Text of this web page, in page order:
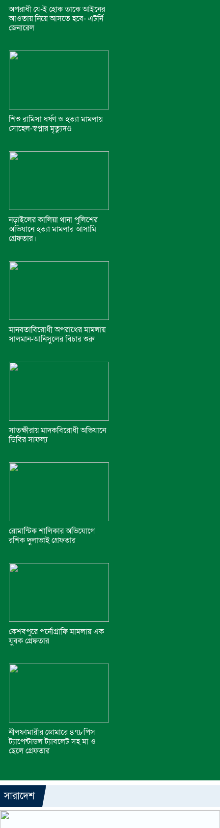
অপরাধী যে-ই হোক তাকে আইনের
আওতায় নিয়ে আসতে হবে- এটর্নি
জেনারেল
শিশু রামিসা ধর্ষণ ও হত্যা মামলায়
সোহেল-স্বপ্নার মৃত্যুদণ্ড
নড়াইলের কালিয়া থানা পুলিশের
অভিযানে হত্যা মামলার আসামি
গ্রেফতার।
মানবতাবিরোধী অপরাধের মামলায়
সালমান-আনিসুলের বিচার শুরু
সাতক্ষীরায় মাদকবিরোধী অভিযানে
ডিবির সাফল্য
রোমান্টিক শালিকার অভিযোগে
রশিক দুলাভাই গ্রেফতার
কেশবপুরে পর্নোগ্রাফি মামলায় এক
যুবক গ্রেফতার
নীলফামারীর ডোমারে ৪৭৮পিস
ট্যাপেন্টাডল ট্যাবলেট সহ মা ও
ছেলে গ্রেফতার
সারাদেশ